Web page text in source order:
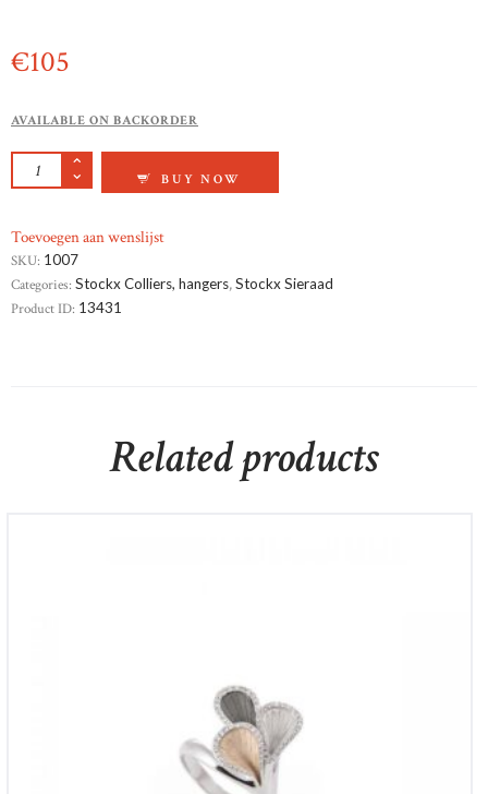
€105
AVAILABLE ON BACKORDER
GEELGOUD HANGER QUANTITY
BUY NOW
Toevoegen aan wenslijst
SKU: 1007
Categories: Stockx Colliers, hangers,Stockx Sieraad
Product ID: 13431
Related products